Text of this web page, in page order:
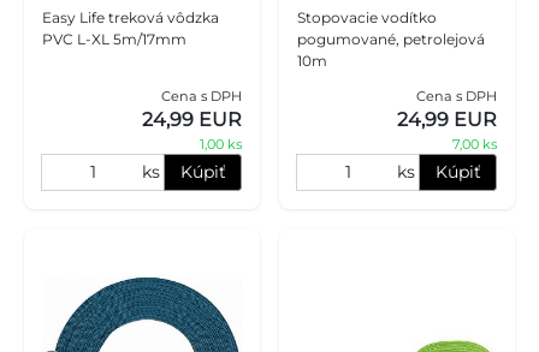
Easy Life treková vôdzka
PVC L-XL 5m/17mm
Cena s DPH
24,99 EUR
1,00 ks
ks Kúpiť
Stopovacie vodítko
pogumované, petrolejová
10m
Cena s DPH
24,99 EUR
7,00 ks
ks Kúpiť